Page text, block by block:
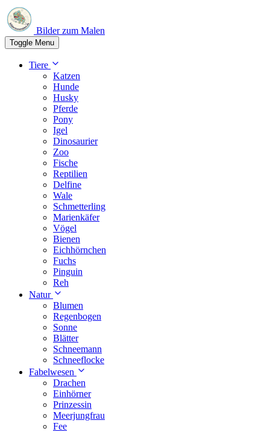
Bilder zum Malen
Toggle Menu
Tiere
Katzen
Hunde
Husky
Pferde
Pony
Igel
Dinosaurier
Zoo
Fische
Reptilien
Delfine
Wale
Schmetterling
Marienkäfer
Vögel
Bienen
Eichhörnchen
Fuchs
Pinguin
Reh
Natur
Blumen
Regenbogen
Sonne
Blätter
Schneemann
Schneeflocke
Fabelwesen
Drachen
Einhörner
Prinzessin
Meerjungfrau
Fee